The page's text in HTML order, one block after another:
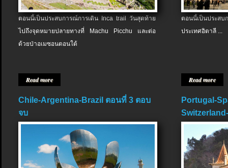
ตอนนี้เป็นประสบการณ์การเดิน Inca trail วันสุดท้าย
ไปถึงจุดหมายปลายทางที่ Machu Picchu และต่อ
ด้วยป่าอเมซอนตอนใต้
Read more
ตอนนี้เป็นประส
ประเทศอิตาลี ...
Read more
Chile-Argentina-Brazil ตอนที่ 3 ตอบ
จบ
Portugal-